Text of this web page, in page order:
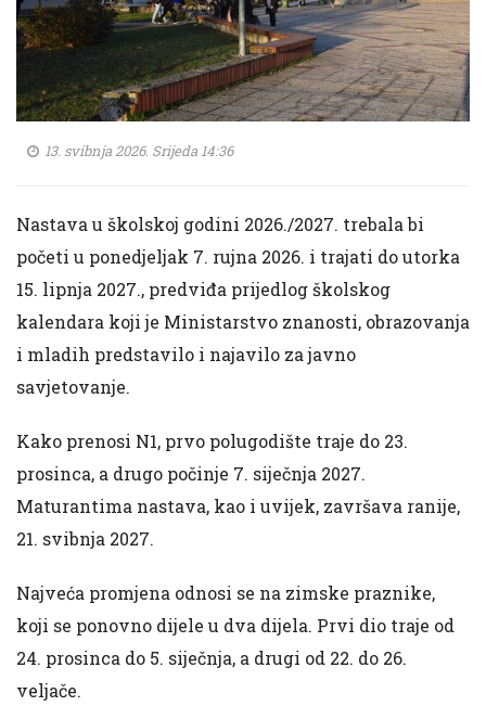
13. svibnja 2026. Srijeda 14:36
Nastava u školskoj godini 2026./2027. trebala bi
početi u ponedjeljak 7. rujna 2026. i trajati do utorka
15. lipnja 2027., predviđa prijedlog školskog
kalendara koji je Ministarstvo znanosti, obrazovanja
i mladih predstavilo i najavilo za javno
savjetovanje.
Kako prenosi N1, prvo polugodište traje do 23.
prosinca, a drugo počinje 7. siječnja 2027.
Maturantima nastava, kao i uvijek, završava ranije,
21. svibnja 2027.
Najveća promjena odnosi se na zimske praznike,
koji se ponovno dijele u dva dijela. Prvi dio traje od
24. prosinca do 5. siječnja, a drugi od 22. do 26.
veljače.